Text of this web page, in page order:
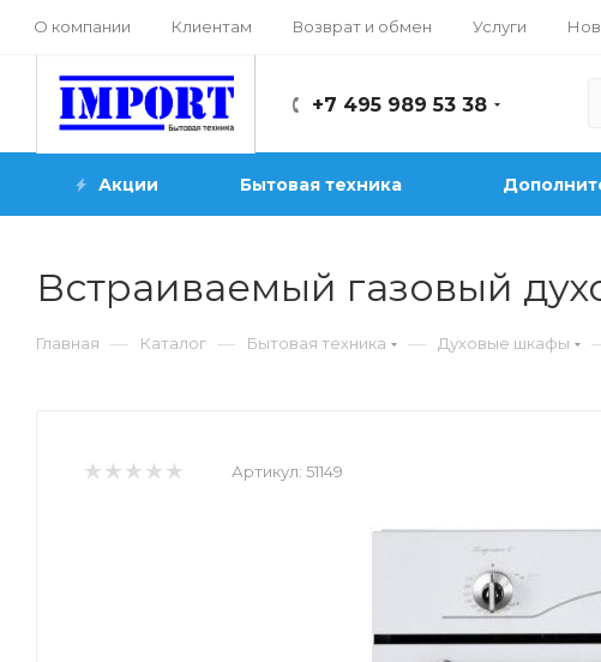
О компании Клиентам Возврат и обмен Услуги
+7 495 989 53 38
Акции Бытовая техника
Встраиваемый газовый
Главная — Каталог — Бытовая техника — Духовые шкафы
Артикул: 51149